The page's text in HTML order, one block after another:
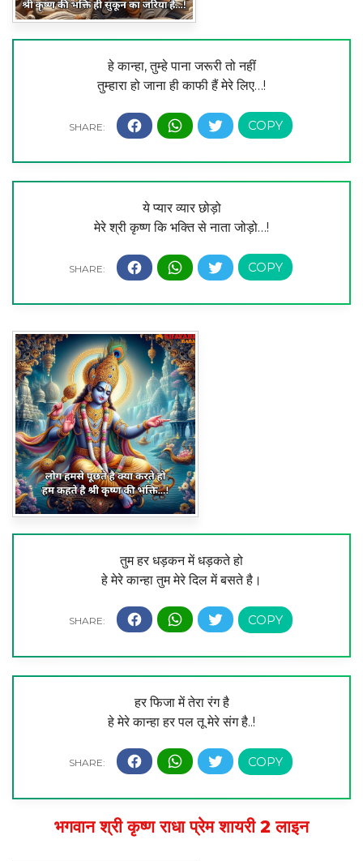
हे कान्हा, तुम्हे पाना जरूरी तो नहीं
तुम्हारा हो जाना ही काफी हैं मेरे लिए…!
ये प्यार व्यार छोड़ो
मेरे श्री कृष्ण कि भक्ति से नाता जोड़ो…!
तुम हर धड़कन में धड़कते हो
हे मेरे कान्हा तुम मेरे दिल में बसते है।
हर फिजा में तेरा रंग है
हे मेरे कान्हा हर पल तू मेरे संग है..!
भगवान श्री कृष्ण राधा प्रेम शायरी 2 लाइन